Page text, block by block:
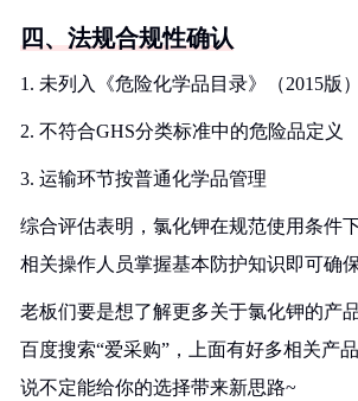
四、法规合规性确认
1. 未列入《危险化学品目录》（2015版）
2. 不符合GHS分类标准中的危险品定义
3. 运输环节按普通化学品管理
综合评估表明，氯化钾在规范使用条件
相关操作人员掌握基本防护知识即可确
老板们要是想了解更多关于氯化钾的产
百度搜索“爱采购”，上面有好多相关产
说不定能给你的选择带来新思路~